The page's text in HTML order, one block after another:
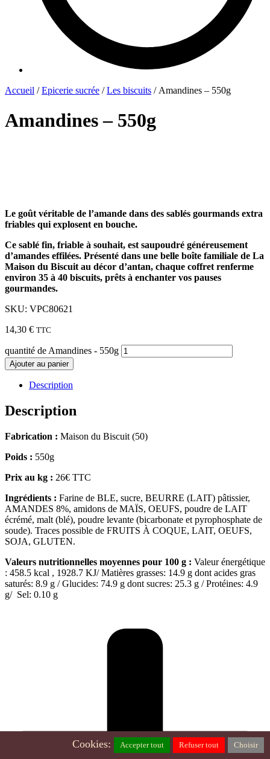
Accueil /Epicerie sucrée /Les biscuits / Amandines – 550g
Amandines – 550g
Le goût véritable de l’amande dans des sablés gourmands extra
friables qui explosent en bouche.
Ce sablé fin, friable à souhait, est saupoudré généreusement
d’amandes effilées. Présenté dans une belle boîte familiale de La
Maison du Biscuit au décor d’antan, chaque coffret renferme
environ 35 à 40 biscuits, prêts à enchanter vos pauses
gourmandes.
SKU: VPC80621
14,30 € TTC
quantité de Amandines - 550g
Ajouter au panier
Description
Description
Fabrication : Maison du Biscuit (50)
Poids : 550g
Prix au kg : 26€ TTC
Ingrédients : Farine de BLE, sucre, BEURRE (LAIT) pâtissier,
AMANDES 8%, amidons de MAÏS, OEUFS, poudre de LAIT
écrémé, malt (blé), poudre levante (bicarbonate et pyrophosphate de
soude). Traces possible de FRUITS À COQUE, LAIT, OEUFS,
SOJA, GLUTEN.
Valeurs nutritionnelles moyennes pour 100 g : Valeur énergétique
: 458.5 kcal , 1928.7 KJ/ Matières grasses: 14.9 g dont acides gras
saturés: 8.9 g / Glucides: 74.9 g dont sucres: 25.3 g / Protéines: 4.9
g/ Sel: 0.10 g
Cookies: Accepter tout Refuser tout Choisir